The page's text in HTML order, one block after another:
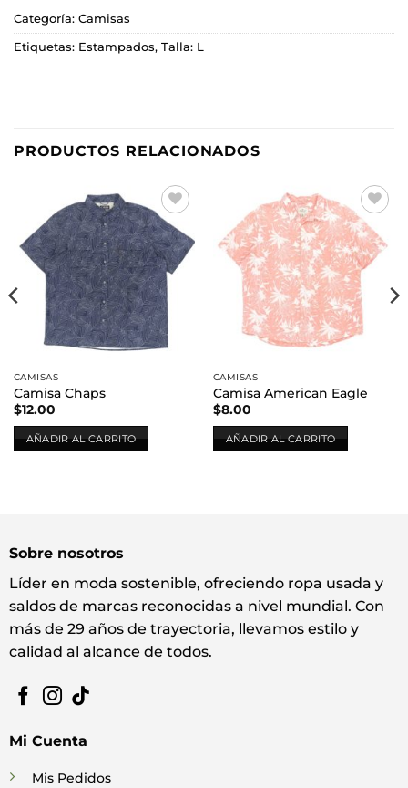
Categoría: Camisas
Etiquetas: Estampados, Talla: L
PRODUCTOS RELACIONADOS
Añadir
a la
lista de
deseos
CAMISAS
Camisa Chaps
$12.00
AÑADIR AL CARRITO
Añadir
a la
lista de
deseos
CAMISAS
Camisa American Eagle
$8.00
AÑADIR AL CARRITO
Sobre nosotros
Líder en moda sostenible, ofreciendo ropa usada y
saldos de marcas reconocidas a nivel mundial. Con
más de 29 años de trayectoria, llevamos estilo y
calidad al alcance de todos.
Mi Cuenta
Mis Pedidos